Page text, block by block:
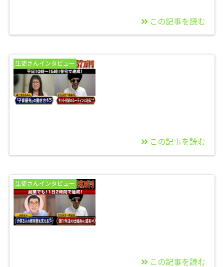
記念】実績者を輩出し
た「せどり独占販売×
自動化」の全体像【2
時間保存版】
この記事を読む
生徒さんインタビュー
時〜15時だけで稼ぐ2
児のママのワークスタ
イル インタビュー公
開！
この記事を読む
生徒さんインタビュー
この記事を読む